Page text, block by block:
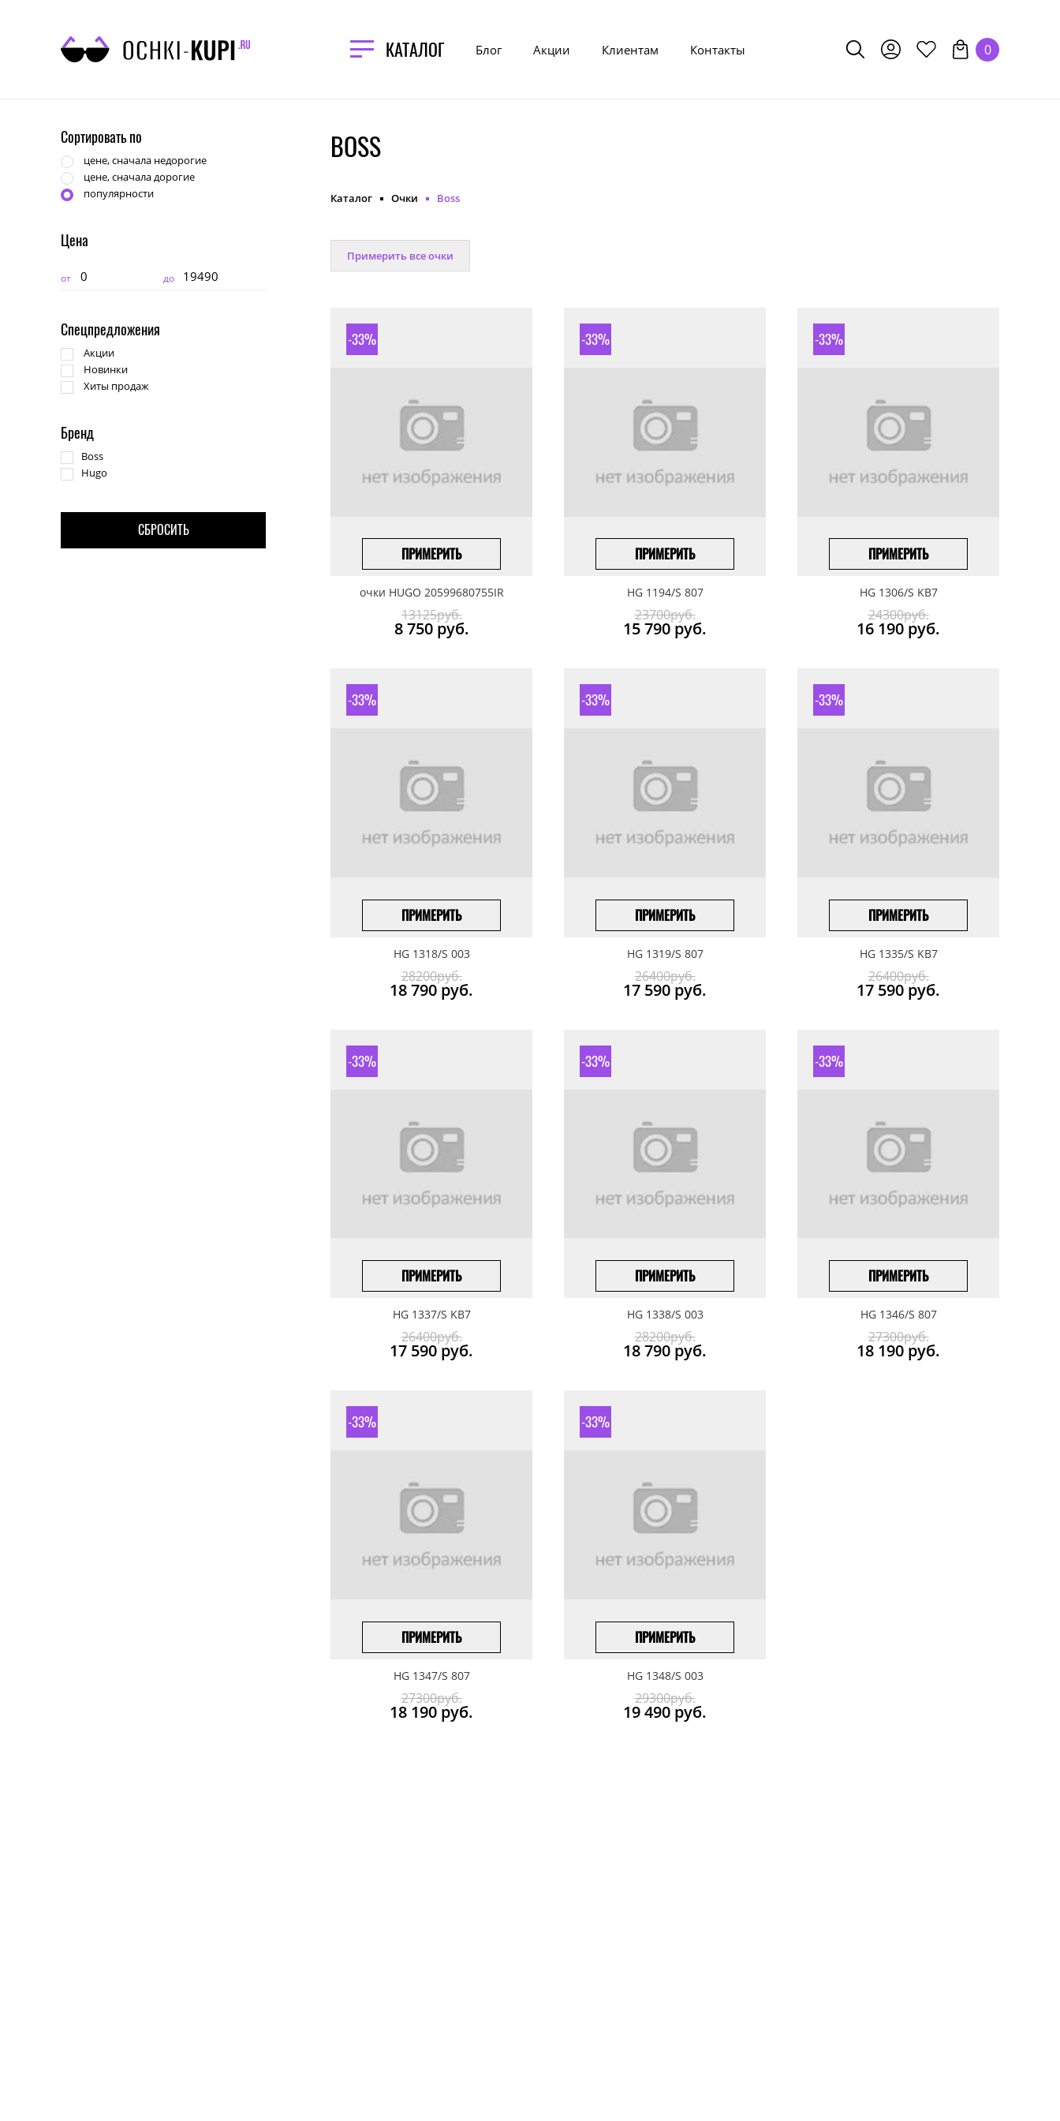
КАТАЛОГ Блог Акции Клиентам Контакты 0
Сортировать по
цене, сначала недорогие
цене, сначала дорогие
популярности
Цена
от до
Спецпредложения
Акции
Новинки
Хиты продаж
Бренд
Boss
Hugo
CБРОСИТЬ
BOSS
Каталог Очки Boss
Примерить все очки
-33%
ПРИМЕРИТЬ
ПОД ЗАКАЗ
очки HUGO 20599680755IR
13125руб.
8 750 руб.
-33%
ПРИМЕРИТЬ
ПОД ЗАКАЗ
HG 1194/S 807
23700руб.
15 790 руб.
-33%
ПРИМЕРИТЬ
ПОД ЗАКАЗ
HG 1306/S KB7
24300руб.
16 190 руб.
-33%
ПРИМЕРИТЬ
ПОД ЗАКАЗ
HG 1318/S 003
28200руб.
18 790 руб.
-33%
ПРИМЕРИТЬ
ПОД ЗАКАЗ
HG 1319/S 807
26400руб.
17 590 руб.
-33%
ПРИМЕРИТЬ
ПОД ЗАКАЗ
HG 1335/S KB7
26400руб.
17 590 руб.
-33%
ПРИМЕРИТЬ
ПОД ЗАКАЗ
HG 1337/S KB7
26400руб.
17 590 руб.
-33%
ПРИМЕРИТЬ
ПОД ЗАКАЗ
HG 1338/S 003
28200руб.
18 790 руб.
-33%
ПРИМЕРИТЬ
ПОД ЗАКАЗ
HG 1346/S 807
27300руб.
18 190 руб.
-33%
ПРИМЕРИТЬ
ПОД ЗАКАЗ
HG 1347/S 807
27300руб.
18 190 руб.
-33%
ПРИМЕРИТЬ
ПОД ЗАКАЗ
HG 1348/S 003
29300руб.
19 490 руб.